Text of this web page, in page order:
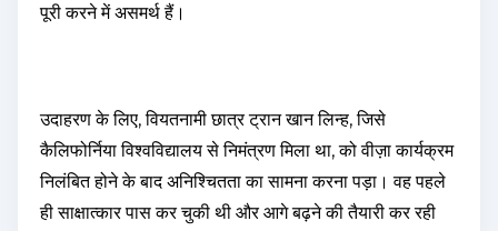
पूरी करने में असमर्थ हैं।
उदाहरण के लिए, वियतनामी छात्र ट्रान खान लिन्ह, जिसे
कैलिफोर्निया विश्वविद्यालय से निमंत्रण मिला था, को वीज़ा कार्यक्रम
निलंबित होने के बाद अनिश्चितता का सामना करना पड़ा। वह पहले
ही साक्षात्कार पास कर चुकी थी और आगे बढ़ने की तैयारी कर रही